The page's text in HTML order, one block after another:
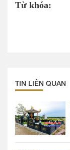
Từ khóa:
TIN LIÊN QUAN